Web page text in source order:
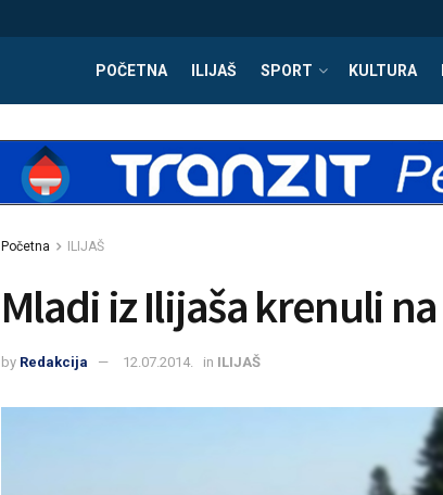
POČETNA ILIJAŠ SPORT KULTURA
Početna ILIJAŠ
Mladi iz Ilijaša krenuli
by Redakcija 12.07.2014. in ILIJAŠ